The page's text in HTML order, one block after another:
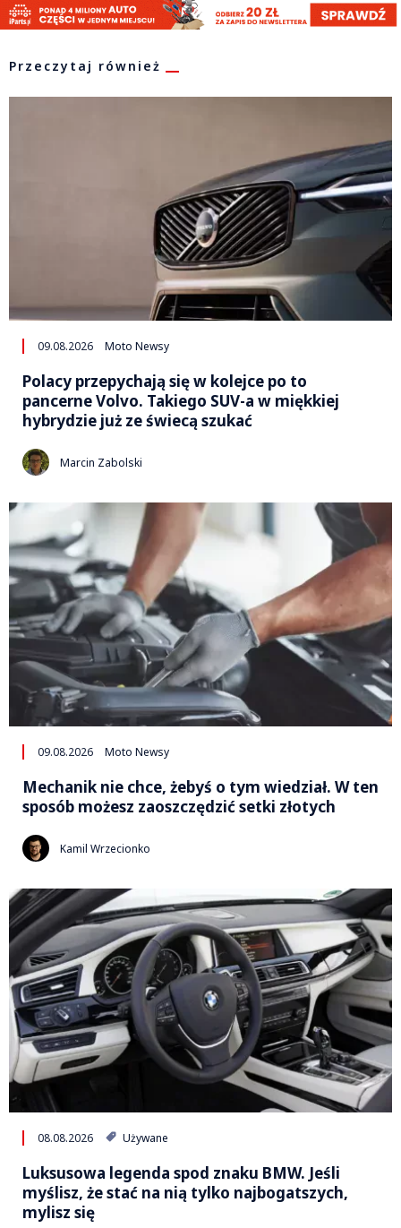
Przeczytaj również
09.08.2026 Moto Newsy
Polacy przepychają się w kolejce po to
pancerne Volvo. Takiego SUV-a w miękkiej
hybrydzie już ze świecą szukać
Marcin Zabolski
09.08.2026 Moto Newsy
Mechanik nie chce, żebyś o tym wiedział. W ten
sposób możesz zaoszczędzić setki złotych
Kamil Wrzecionko
08.08.2026 Używane
Luksusowa legenda spod znaku BMW. Jeśli
myślisz, że stać na nią tylko najbogatszych,
mylisz się